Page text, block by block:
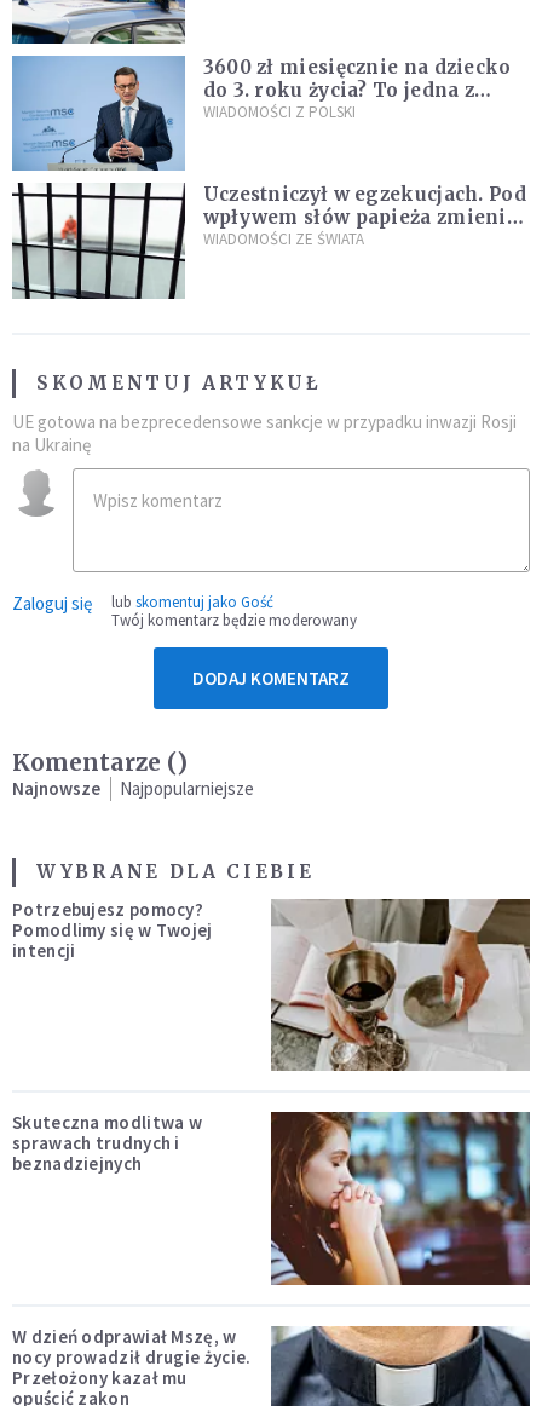
3600 zł miesięcznie na dziecko
do 3. roku życia? To jedna z
propozycji programu "Rozwój
WIADOMOŚCI Z POLSKI
Uczestniczył w egzekucjach. Pod
wpływem słów papieża zmienił
zdanie
WIADOMOŚCI ZE ŚWIATA
SKOMENTUJ ARTYKUŁ
UE gotowa na bezprecedensowe sankcje w przypadku inwazji Rosji
na Ukrainę
Zaloguj się lub skomentuj jako Gość
Twój komentarz będzie moderowany
DODAJ KOMENTARZ
Komentarze ()
Najnowsze Najpopularniejsze
WYBRANE DLA CIEBIE
Potrzebujesz pomocy?
Pomodlimy się w Twojej
intencji
Skuteczna modlitwa w
sprawach trudnych i
beznadziejnych
W dzień odprawiał Mszę, w
nocy prowadził drugie życie.
Przełożony kazał mu
opuścić zakon